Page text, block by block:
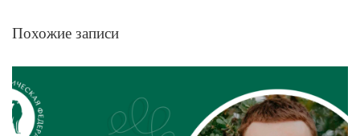
Похожие записи